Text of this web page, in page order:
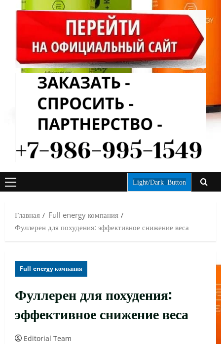
ОСНОВНОЕ
Light/Dark Button
Главная
Full energy компания
Фуллерен для похудения: эффективное снижение веса
Full energy компания
Фуллерен для похудения:
эффективное снижение веса
Editorial Team